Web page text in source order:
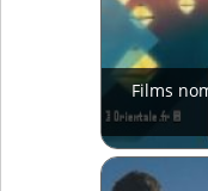
Films